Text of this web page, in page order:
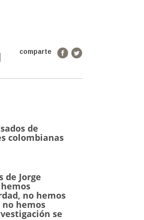
comparte
de
colombianas
de Jorge
no hemos
no hemos
se